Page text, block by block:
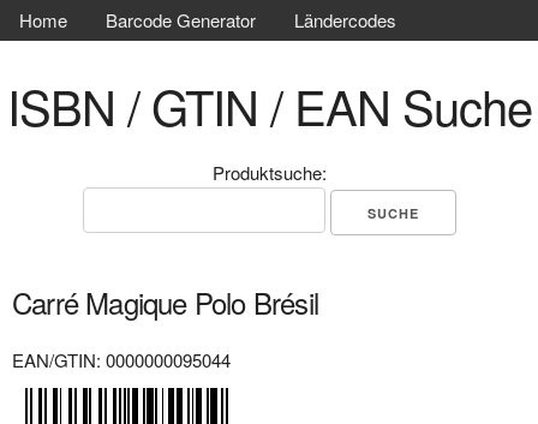
Home Barcode Generator Ländercodes
ISBN / GTIN / EAN Suche
Produktsuche:
Carré Magique Polo Brésil
EAN/GTIN: 0000000095044